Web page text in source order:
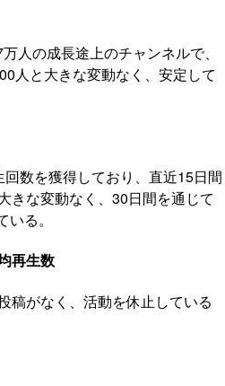
人の成長途上のチャンネルで、
人と大きな変動なく、安定して
数を獲得しており、直近15日間
きな変動なく、30日間を通じて
る。
再生数
稿がなく、活動を休止している